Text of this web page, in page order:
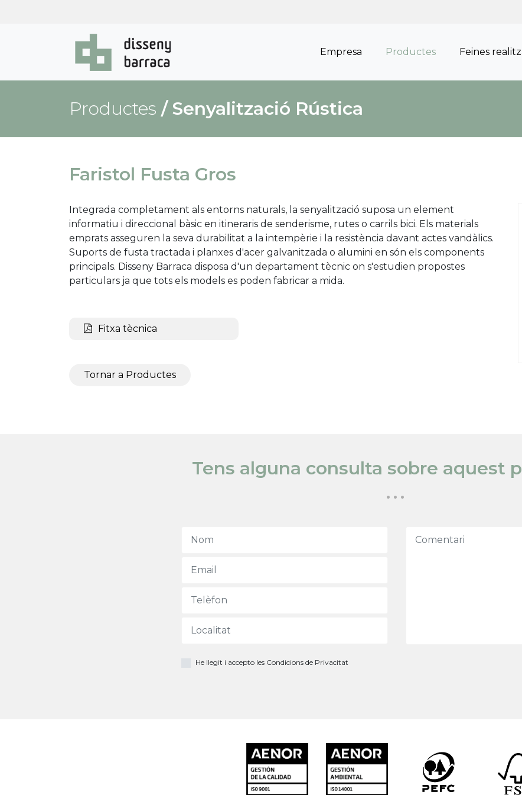
Empresa Productes Feines
Productes /Senyalització Rústica
Faristol Fusta Gros
Integrada completament als entorns naturals, la senyalització suposa un element
informatiu i direccional bàsic en itineraris de senderisme, rutes o carrils bici. Els materials
emprats asseguren la seva durabilitat a la intempèrie i la resistència davant actes vandàlics.
Suports de fusta tractada i planxes d'acer galvanitzada o alumini en són els components
principals. Disseny Barraca disposa d'un departament tècnic on s'estudien propostes
particulars ja que tots els models es poden fabricar a mida.
Fitxa tècnica
Tornar a Productes
Tens alguna consulta sobre aquest
...
He llegit i accepto les Condicions de Privacitat